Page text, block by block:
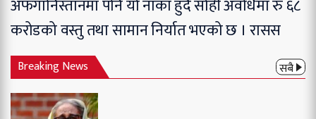
अफगानिस्तानमा पनि यो नाका हुँदै सोही अवधिमा रु ६८
करोडको वस्तु तथा सामान निर्यात भएको छ । रासस
Breaking News सबै